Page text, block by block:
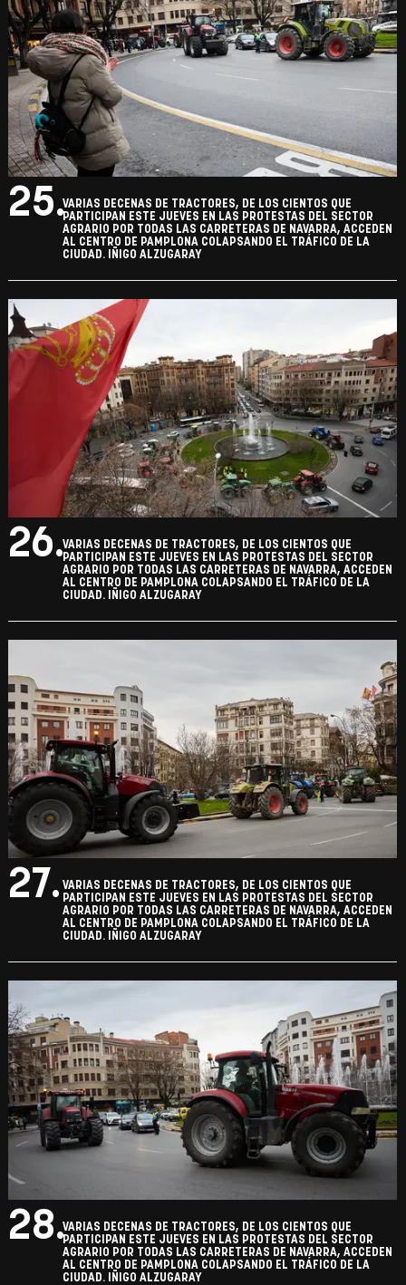
25.VARIAS DECENAS DE TRACTORES, DE LOS CIENTOS QUE
PARTICIPAN ESTE JUEVES EN LAS PROTESTAS DEL SECTOR
AGRARIO POR TODAS LAS CARRETERAS DE NAVARRA, ACCEDEN
AL CENTRO DE PAMPLONA COLAPSANDO EL TRÁFICO DE LA
CIUDAD. IÑIGO ALZUGARAY
26.VARIAS DECENAS DE TRACTORES, DE LOS CIENTOS QUE
PARTICIPAN ESTE JUEVES EN LAS PROTESTAS DEL SECTOR
AGRARIO POR TODAS LAS CARRETERAS DE NAVARRA, ACCEDEN
AL CENTRO DE PAMPLONA COLAPSANDO EL TRÁFICO DE LA
CIUDAD. IÑIGO ALZUGARAY
27. VARIAS DECENAS DE TRACTORES, DE LOS CIENTOS QUE
PARTICIPAN ESTE JUEVES EN LAS PROTESTAS DEL SECTOR
AGRARIO POR TODAS LAS CARRETERAS DE NAVARRA, ACCEDEN
AL CENTRO DE PAMPLONA COLAPSANDO EL TRÁFICO DE LA
CIUDAD. IÑIGO ALZUGARAY
28.VARIAS DECENAS DE TRACTORES, DE LOS CIENTOS QUE
PARTICIPAN ESTE JUEVES EN LAS PROTESTAS DEL SECTOR
AGRARIO POR TODAS LAS CARRETERAS DE NAVARRA, ACCEDEN
AL CENTRO DE PAMPLONA COLAPSANDO EL TRÁFICO DE LA
CIUDAD. IÑIGO ALZUGARAY